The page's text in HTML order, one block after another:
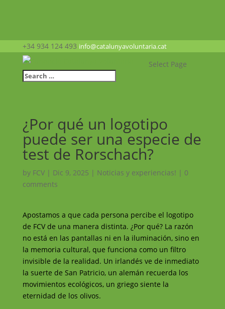
+34 934 124 493 info@catalunyavoluntaria.cat
Select Page
¿Por qué un logotipo
puede ser una especie de
test de Rorschach?
by FCV| Dic 9, 2025 | Noticias y experiencias! | 0
comments
Apostamos a que cada persona percibe el logotipo
de FCV de una manera distinta. ¿Por qué? La razón
no está en las pantallas ni en la iluminación, sino en
la memoria cultural, que funciona como un filtro
invisible de la realidad. Un irlandés ve de inmediato
la suerte de San Patricio, un alemán recuerda los
movimientos ecológicos, un griego siente la
eternidad de los olivos.